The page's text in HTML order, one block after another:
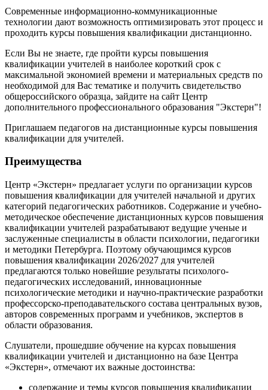
Современные информационно-коммуникационные
технологии дают возможность оптимизировать этот процесс и
проходить курсы повышения квалификации дистанционно.
Если Вы не знаете, где пройти курсы повышения
квалификации учителей в наиболее короткий срок с
максимальной экономией времени и материальных средств по
необходимой для Вас тематике и получить свидетельство
общероссийского образца, зайдите на сайт Центр
дополнительного профессионального образования "Экстерн"!
Приглашаем педагогов на дистанционные курсы повышения
квалификации для учителей.
Преимущества
Центр «Экстерн» предлагает услуги по организации курсов
повышения квалификации для учителей начальной и других
категорий педагогических работников. Содержание и учебно-
методическое обеспечение дистанционных курсов повышения
квалификации учителей разрабатывают ведущие ученые и
заслуженные специалисты в области психологии, педагогики
и методики Петербурга. Поэтому обучающимся курсов
повышения квалификации 2026/2027 для учителей
предлагаются только новейшие результаты психолого-
педагогических исследований, инновационные
психологические методики и научно-практические разработки
профессорско-преподавательского состава центральных вузов,
авторов современных программ и учебников, экспертов в
области образования.
Слушатели, прошедшие обучение на курсах повышения
квалификации учителей и дистанционно на базе Центра
«Экстерн», отмечают их важные достоинства:
содержание и темы курсов повышения квалификации